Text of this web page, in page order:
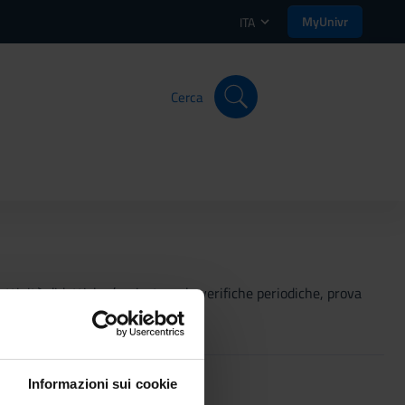
Informazioni sui cookie
ITA MyUnivr
Cerca
didattiche (project work, verifiche periodiche, prova